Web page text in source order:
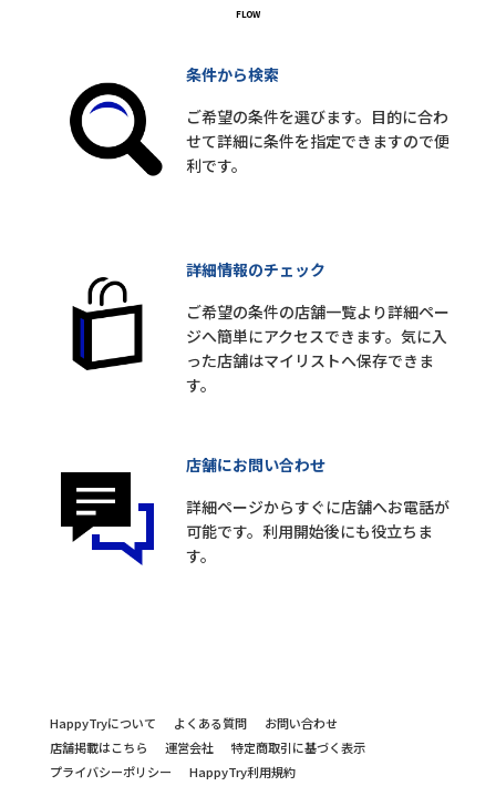
条件から検索
ご希望の条件を選びます。目的に合わ
せて詳細に条件を指定できますので便
利です。
詳細情報のチェック
ご希望の条件の店舗一覧より詳細ペー
ジへ簡単にアクセスできます。気に入
った店舗はマイリストへ保存できま
す。
店舗にお問い合わせ
詳細ページからすぐに店舗へお電話が
可能です。利用開始後にも役立ちま
す。
HappyTryについて よくある質問
お問い合わせ
店舗掲載はこちら
運営会社
特定商取引に基づく表示
プライバシーポリシー
HappyTry利用規約